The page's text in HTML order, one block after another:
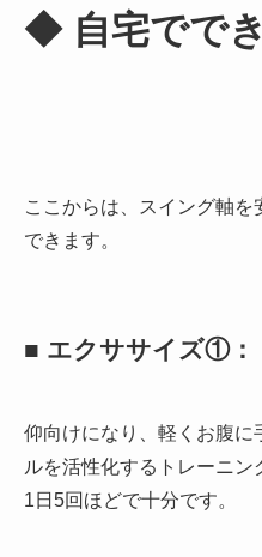
◆ 自宅でで
ここからは、スイング軸
できます。
■ エクササイズ①：
仰向けになり、軽くお腹に
ルを活性化するトレーニン
1日5回ほどで十分です。